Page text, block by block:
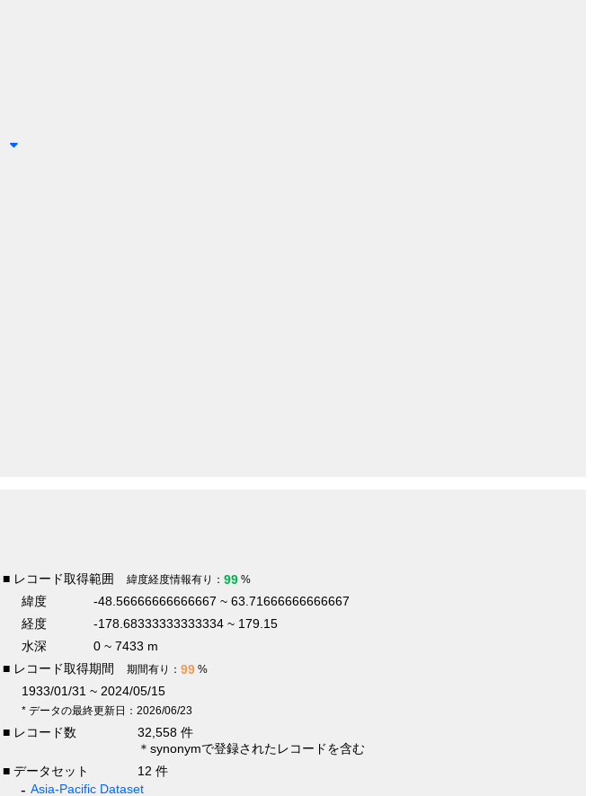
■ レコード取得範囲 緯度経度情報有り： 99 %
緯度
-48.56666666666667 ~ 63.71666666666667
経度
-178.68333333333334 ~ 179.15
水深
0 ~ 7433 m
■ レコード取得期間
期間有り： 99 %
1933/01/31 ~ 2024/05/15
* データの最終更新日：2026/06/23
■ レコード数
32,558 件
＊synonymで登録されたレコードを含む
■ データセット
12 件
Asia-Pacific Dataset